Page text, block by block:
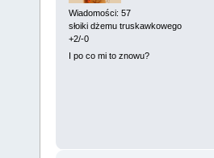
Wiadomości: 57
słoiki dżemu truskawkowego
+2/-0
I po co mi to znowu?